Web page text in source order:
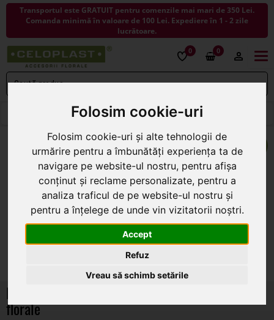
Folosim cookie-uri
Folosim cookie-uri și alte tehnologii de
urmărire pentru a îmbunătăți experiența ta de
navigare pe website-ul nostru, pentru afișa
conținut și reclame personalizate, pentru a
analiza traficul de pe website-ul nostru și
pentru a înțelege de unde vin vizitatorii noștri.
Accept
Refuz
Vreau să schimb setările
Transportul este GRATUIT pentru comenzile mai mari de 350 Lei.
Comanda minimă în valoare de 100 Lei. Expediere în 1 - 2 zile
lucrătoare.
0 0
< ÎNAPOI LA FLORI ARTIFICIALE
Buchet verdeata artificiala pentru aranjamente
florale